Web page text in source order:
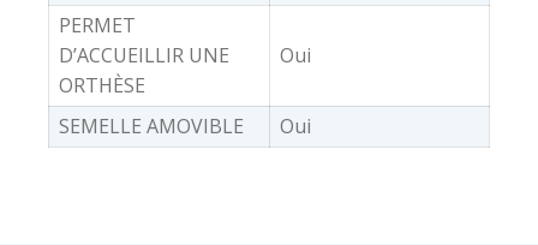
PERMET
D’ACCUEILLIR UNE
ORTHÈSE
Oui
SEMELLE AMOVIBLE Oui